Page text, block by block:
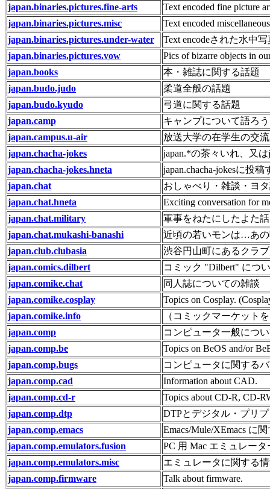
japan.binaries.pictures.fine-arts
Text encoded fine picture
japan.binaries.pictures.misc
Text encoded
japan.binaries.pictures.under-water
Text encodeされた水中
japan.binaries.pictures.vow
Pics of bizarre objects in
japan.books
本・雑誌に関する話題
japan.budo.judo
柔道全般の話題
japan.budo.kyudo
弓道に関する話題
japan.camp
キャンプについて語ろう
japan.campus.u-air
放送大学の在学生の交
japan.chacha-jokes
japan.*の茶々いれ、又
japan.chacha-jokes.hneta
japan.chacha-jokesに投
japan.chat
おしゃべり・雑談・ヨ
japan.chat.hneta
Exciting conversation for
japan.chat.military
軍事をねたにしたよた
japan.chat.mukashi-banashi
近頃の若いモンは…あ
japan.club.clubasia
渋谷円山町にあるクラ
japan.comics.dilbert
コミック "Dilbert" につ
japan.comike.chat
同人誌についての雑談
japan.comike.cosplay
Topics on Cosplay.
japan.comike.info
（コミックマーケット
japan.comp
コンピュータ一般につ
japan.comp.be
Topics on BeOS and/or
japan.comp.bugs
コンピュータに関する
japan.comp.cad
Information about CAD.
japan.comp.cd-r
Topics about CD-R, CD-
japan.comp.dtp
DTPとデジタル・プリ
japan.comp.emacs
Emacs/Mule/XEmacs に
japan.comp.emulators.fusion
PC 用 Mac エミュレー
japan.comp.emulators.misc
エミュレータに関する
japan.comp.firmware
Talk about firmware.